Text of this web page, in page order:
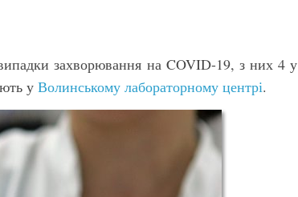
захворювання на COVID-19, з них 4 у
у Волинському лабораторному центрі.